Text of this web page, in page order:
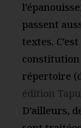
passent
textes.
constitution
répertoire
édition
D’ailleurs,